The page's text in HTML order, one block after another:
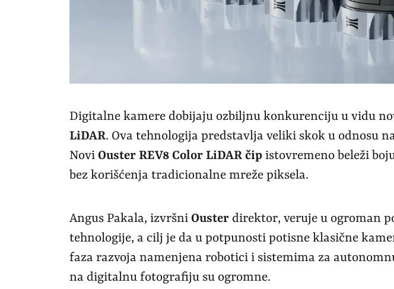
Digitalne kamere dobijaju ozbiljnu konkurenciju u vidu
LiDAR. Ova tehnologija predstavlja veliki skok u odnosu
Novi Ouster REV8 Color LiDAR čip istovremeno beleži
bez korišćenja tradicionalne mreže piksela.
Angus Pakala, izvršni Ouster direktor, veruje u ogroman
tehnologije, a cilj je da u potpunosti potisne klasične
faza razvoja namenjena robotici i sistemima za
na digitalnu fotografiju su ogromne.